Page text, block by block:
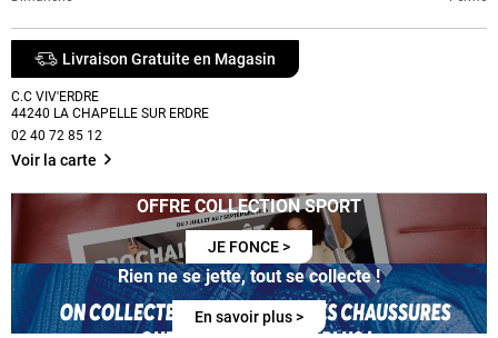
Livraison Gratuite en Magasin
C.C VIV'ERDRE
44240 LA CHAPELLE SUR ERDRE
02 40 72 85 12
Voir la carte
OFFRE COLLECTION SPORT
JE FONCE >
Rien ne se jette, tout se collecte !
En savoir plus >